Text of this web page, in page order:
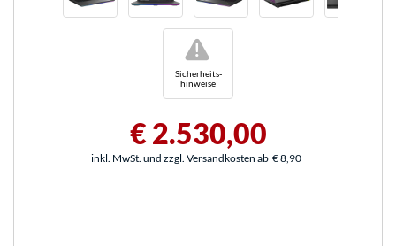
Sicherheits-
hinweise
!
€ 2.530,00
inkl. MwSt. und zzgl. Versandkosten ab € 8,90